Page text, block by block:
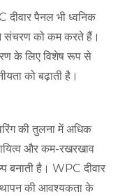
पैनल भी ध्वनिक
संचरण को कम करते हैं।
के लिए विशेष रूप से
को बढ़ाती है।
की तुलना में अधिक
और कम-रखरखाव
बनाती है। WPC दीवार
की आवश्यकता के